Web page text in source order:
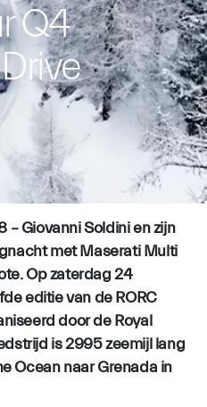
Q4
– Giovanni Soldini en zijn
met Maserati Multi
Op zaterdag 24
editie van de RORC
door de Royal
is 2995 zeemijl lang
Ocean naar Grenada in